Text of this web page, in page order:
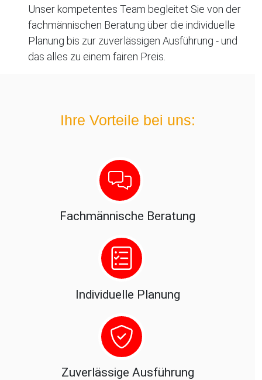
Unser kompetentes Team begleitet Sie von der
fachmännischen Beratung über die individuelle
Planung bis zur zuverlässigen Ausführung - und
das alles zu einem fairen Preis.
Ihre Vorteile bei uns:
Fachmännische Beratung
Individuelle Planung
Zuverlässige Ausführung